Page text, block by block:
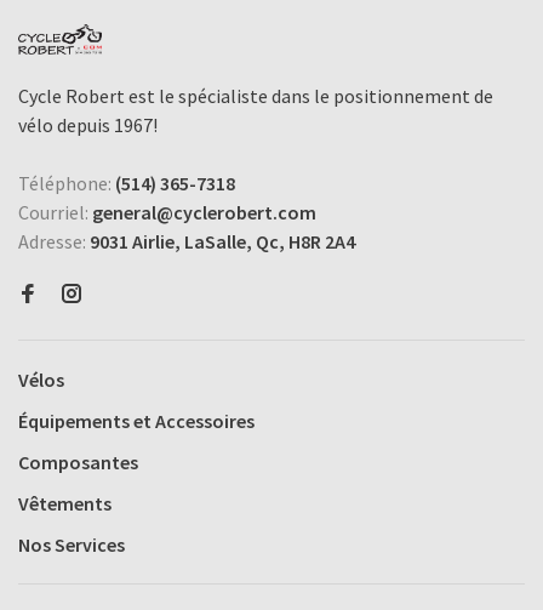
Cycle Robert est le spécialiste dans le positionnement de
vélo depuis 1967!
Téléphone: (514) 365-7318
Courriel: general@cyclerobert.com
Adresse: 9031 Airlie, LaSalle, Qc, H8R 2A4
Vélos
Équipements et Accessoires
Composantes
Vêtements
Nos Services